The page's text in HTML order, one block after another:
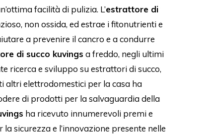
facilità di pulizia. L’estrattore di
non ossida, ed estrae i fitonutrienti e
a prevenire il cancro e a condurre
di succo kuvings a freddo, negli ultimi
ricerca e sviluppo su estrattori di succo,
elettrodomestici per la casa ha
di prodotti per la salvaguardia della
ha ricevuto innumerevoli premi e
sicurezza e l’innovazione presente nelle